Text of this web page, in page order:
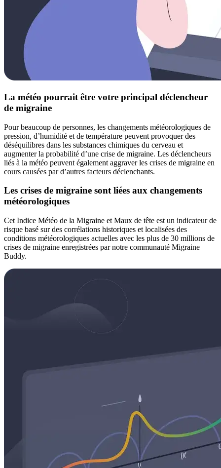
La météo pourrait être votre principal déclencheur
de migraine
Pour beaucoup de personnes, les changements météorologiques de
pression, d’humidité et de température peuvent provoquer des
déséquilibres dans les substances chimiques du cerveau et
augmenter la probabilité d’une crise de migraine. Les déclencheurs
liés à la météo peuvent également aggraver les crises de migraine en
cours causées par d’autres facteurs déclenchants.
Les crises de migraine sont liées aux changements
météorologiques
Cet Indice Météo de la Migraine et Maux de tête est un indicateur de
risque basé sur des corrélations historiques et localisées des
conditions météorologiques actuelles avec les plus de 30 millions de
crises de migraine enregistrées par notre communauté Migraine
Buddy.